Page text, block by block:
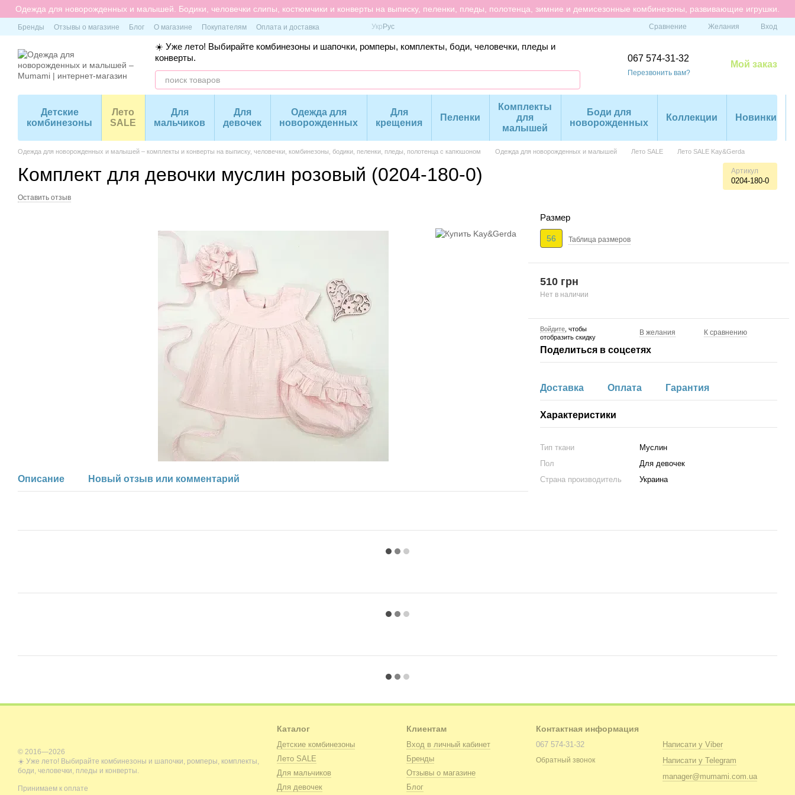
Перейти к основному контенту
Одежда для новорожденных и малышей. Бодики, человечки слипы, костюмчики и конверты на выписку, пеленки, пледы, полотенца, зимние и демисезонные комбинезоны, развивающие игрушки.
Бренды Отзывы о магазине Блог О магазине Покупателям Оплата и доставка Укр Рус Сравнение Желания Вход
☀️ Уже лето! Выбирайте комбинезоны и шапочки, ромперы, комплекты, боди, человечки, пледы и
конверты.
067 574-31-32
Перезвонить вам?
Мой заказ
Детские
комбинезоны
Лето
SALE
Для
мальчиков
Для
девочек
Одежда для
новорожденных
Для
крещения
Пеленки
Комплекты
для
малышей
Боди для
новорожденных
Коллекции Новинки
Одежда для новорожденных и малышей – комплекты и конверты на выписку, человечки, комбинезоны, бодики, пеленки, пледы, полотенца с капюшоном Одежда для новорожденных и малышей Лето SALE Лето SALE Kay&Gerda
Комплект для девочки муслин розовый (0204-180-0) Артикул
0204-180-0
Оставить отзыв
Описание Новый отзыв или комментарий
Размер
56 Таблица размеров
510 грн
Нет в наличии
Войдите , чтобы
отобразить скидку
В желания К сравнению
Поделиться в соцсетях
Доставка Оплата Гарантия
Характеристики
Тип ткани
Муслин
Пол
Для девочек
Страна производитель
Украина
© 2016—2026
☀️ Уже лето! Выбирайте комбинезоны и шапочки, ромперы, комплекты,
боди, человечки, пледы и конверты.
Принимаем к оплате
Каталог
Детские комбинезоны
Лето SALE
Для мальчиков
Для девочек
Клиентам
Вход в личный кабинет
Бренды
Отзывы о магазине
Блог
Контактная информация
067 574-31-32
Обратный звонок
Написати у Viber
Написати у Telegram
manager@mumami.com.ua